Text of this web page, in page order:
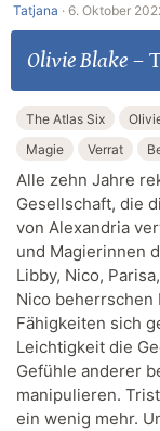
Tatjana · 6. Oktober
Olivie Blake–
The Atlas Six
Magie
Verrat
Alle zehn Jahre
Gesellschaft, die
von Alexandria
und Magierinnen
Libby, Nico,
Nico beherrschen
Fähigkeiten sich
Leichtigkeit die
Gefühle anderer
manipulieren.
ein wenig mehr.